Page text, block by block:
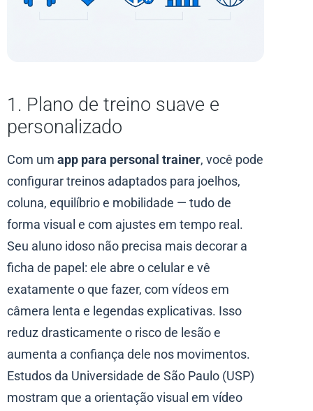
1. Plano de treino suave e
personalizado
Com um app para personal trainer, você pode
configurar treinos adaptados para joelhos,
coluna, equilíbrio e mobilidade — tudo de
forma visual e com ajustes em tempo real.
Seu aluno idoso não precisa mais decorar a
ficha de papel: ele abre o celular e vê
exatamente o que fazer, com vídeos em
câmera lenta e legendas explicativas. Isso
reduz drasticamente o risco de lesão e
aumenta a confiança dele nos movimentos.
Estudos da Universidade de São Paulo (USP)
mostram que a orientação visual em vídeo